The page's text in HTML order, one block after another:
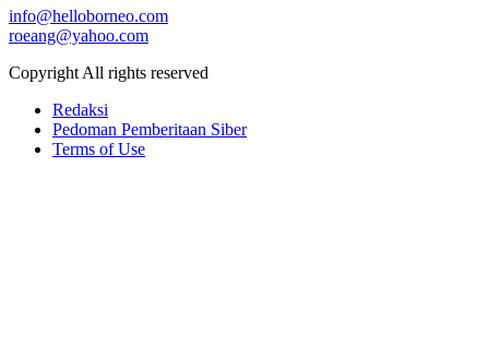
info@helloborneo.com
roeang@yahoo.com
Copyright All rights reserved
Redaksi
Pedoman Pemberitaan Siber
Terms of Use